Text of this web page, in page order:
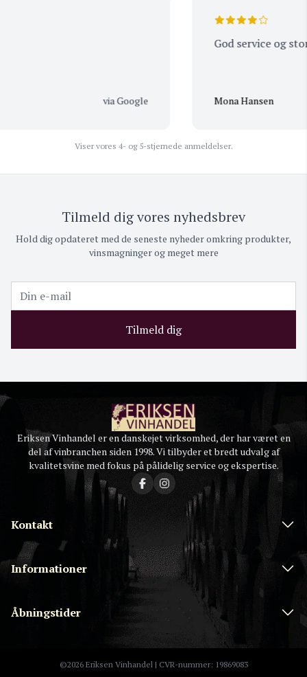
via Google
God service og stor
Mona Hansen
Viser vores 4- og 5-stjernede anmeldelser.
Tilmeld dig vores nyhedsbrev
Hold dig opdateret med de seneste nyheder omkring produkter,
vinsmagninger og meget mere
Tilmeld dig
Eriksen Vinhandel er en danskejet virksomhed, der har været en
del af vinbranchen siden 1998. Vi tilbyder et bredt udvalg af
kvalitetsvine med fokus på pålidelig service og ekspertise.
Kontakt
Informationer
Åbningstider
©2026 Eriksen Vinhandel | CVR-nummer: 19869083